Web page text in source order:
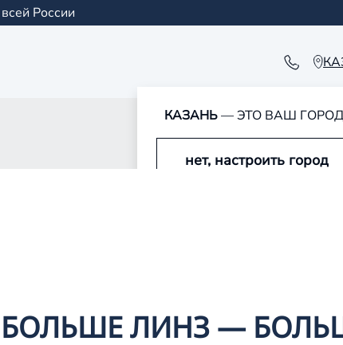
России
КАЗАНЬ— ЭТО ВАШ
нет, настроить город
БОЛЬШЕ ЛИНЗ —